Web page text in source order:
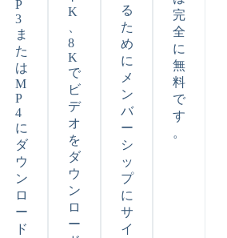
P
3
ま
た
は
M
P
4
に
ダ
ウ
ン
ロ
ー
ド
K
8
K
で
ビ
デ
オ
を
ダ
ウ
ン
ロ
ー
る
た
め
に
メ
ン
バ
ー
シ
ッ
プ
に
サ
イ
完
全
に
無
料
で
す
。